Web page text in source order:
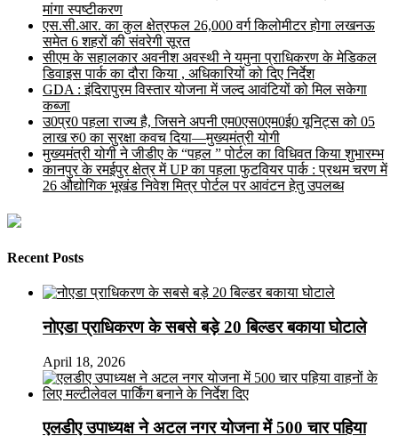
मांगा स्पष्टीकरण
एस.सी.आर. का कुल क्षेत्रफल 26,000 वर्ग किलोमीटर होगा लखनऊ
समेत 6 शहरों की संवरेगी सूरत
सीएम के सहालकार अवनीश अवस्थी ने यमुना प्राधिकरण के मेडिकल
डिवाइस पार्क का दौरा किया , अधिकारियों को दिए निर्देश
GDA : इंदिरापुरम विस्तार योजना में जल्द आवंटियों को मिल सकेगा
कब्जा
उ0प्र0 पहला राज्य है, जिसने अपनी एम0एस0एम0ई0 यूनिट्स को 05
लाख रु0 का सुरक्षा कवच दिया—मुख्यमंत्री योगी
मुख्यमंत्री योगी ने जीडीए के “पहल ” पोर्टल का विधिवत किया शुभारम्भ
कानपुर के रमईपुर क्षेत्र में UP का पहला फुटवियर पार्क : प्रथम चरण में
26 औद्योगिक भूखंड निवेश मित्र पोर्टल पर आवंटन हेतु उपलब्ध
Recent Posts
नोएडा प्राधिकरण के सबसे बड़े 20 बिल्डर बकाया घोटाले
April 18, 2026
एलडीए उपाध्यक्ष ने अटल नगर योजना में 500 चार पहिया